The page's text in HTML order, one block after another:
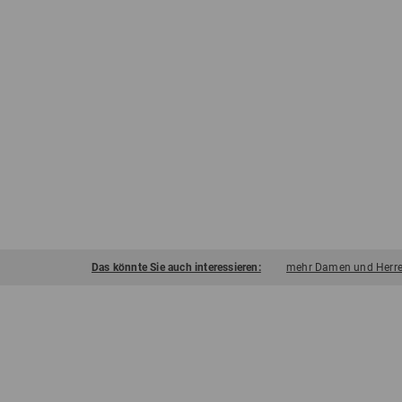
Das könnte Sie auch interessieren: mehr Damen und